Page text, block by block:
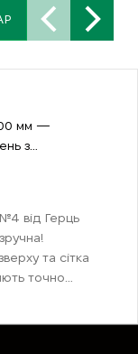
мм —
з
від Герць
та сітка
точно